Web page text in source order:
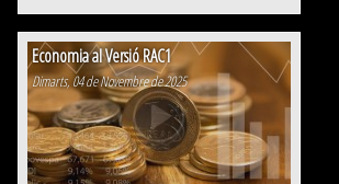
Economia al Versió RAC1
Dimarts, 04 de Novembre de 2025